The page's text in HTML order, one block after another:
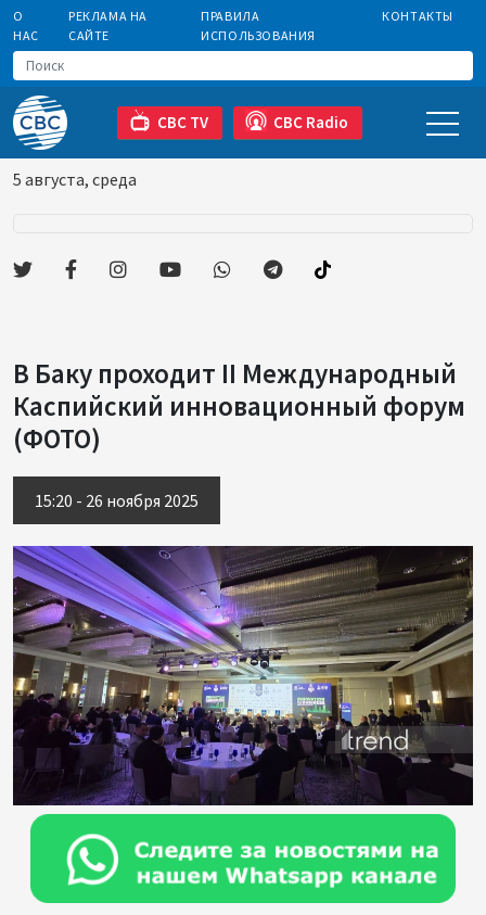
О
НАС
РЕКЛАМА НА
САЙТЕ
ПРАВИЛА
ИСПОЛЬЗОВАНИЯ
КОНТАКТЫ
CBC TV CBC Radio
5 августа, среда
В Баку проходит II Международный
Каспийский инновационный форум
(ФОТО)
15:20 - 26 ноября 2025